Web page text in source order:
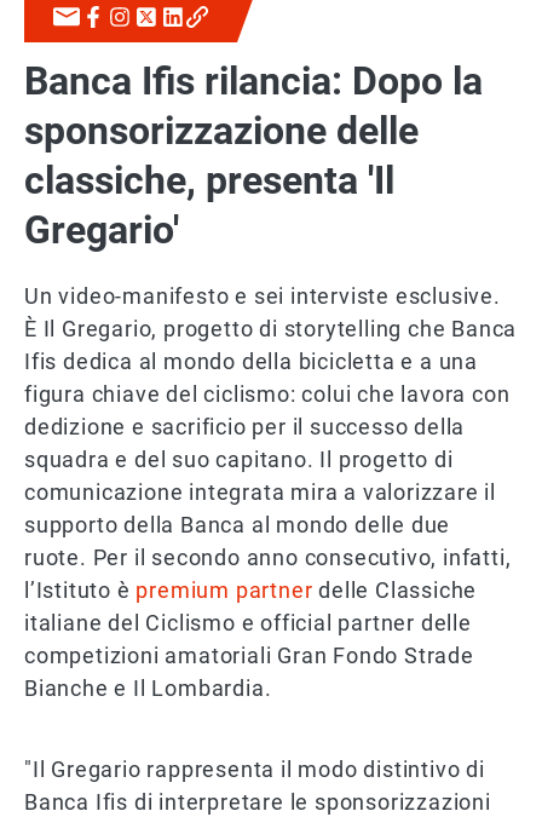
Banca Ifis rilancia: Dopo la
sponsorizzazione delle
classiche, presenta 'Il
Gregario'
Un video-manifesto e sei interviste esclusive.
È Il Gregario, progetto di storytelling che Banca
Ifis dedica al mondo della bicicletta e a una
figura chiave del ciclismo: colui che lavora con
dedizione e sacrificio per il successo della
squadra e del suo capitano. Il progetto di
comunicazione integrata mira a valorizzare il
supporto della Banca al mondo delle due
ruote. Per il secondo anno consecutivo, infatti,
l’Istituto è premium partner delle Classiche
italiane del Ciclismo e official partner delle
competizioni amatoriali Gran Fondo Strade
Bianche e Il Lombardia.
"Il Gregario rappresenta il modo distintivo di
Banca Ifis di interpretare le sponsorizzazioni